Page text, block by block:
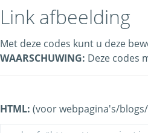
Link afbeelding
Met deze codes kunt u deze
WAARSCHUWING: Deze codes
HTML: (voor webpagina's/